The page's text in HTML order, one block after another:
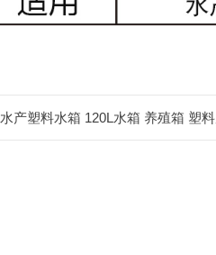
水产塑料水箱 120L水箱 养殖箱 塑料周转箱 养